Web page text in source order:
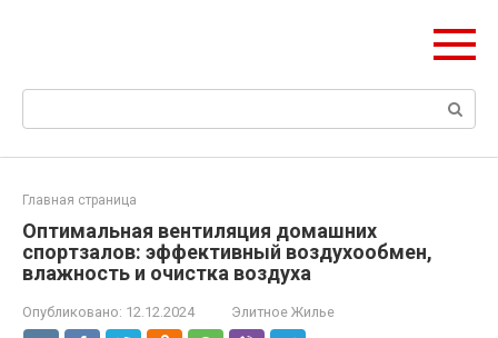
Поиск:
Главная страница
Оптимальная вентиляция домашних
спортзалов: эффективный воздухообмен,
влажность и очистка воздуха
Опубликовано: 12.12.2024 Элитное Жилье